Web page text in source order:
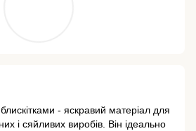
- яскравий матеріал для
і сяйливих виробів. Він ідеально